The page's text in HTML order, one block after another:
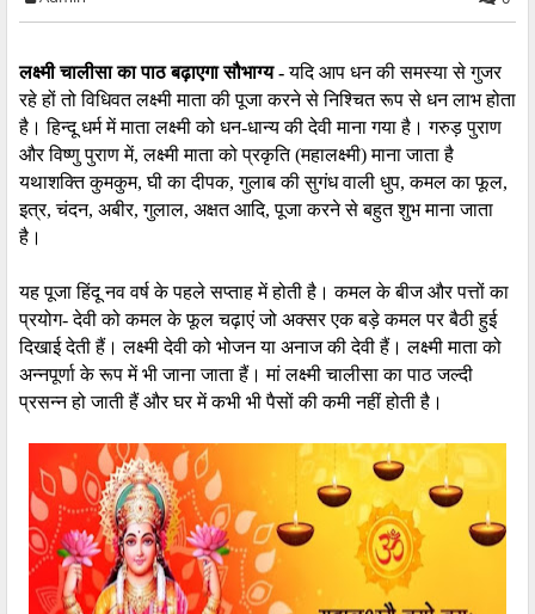
लक्ष्‍मी चालीसा का पाठ बढ़ाएगा सौभाग्‍य -यदि आप धन की समस्या से गुजर
रहे हों तो विधिवत लक्ष्मी माता की पूजा करने से निश्चित रूप से धन लाभ होता
है। हिन्दू धर्म में माता लक्ष्मी को धन-धान्य की देवी माना गया है। गरुड़ पुराण
और विष्णु पुराण में, लक्ष्मीमाताको प्रकृति (महालक्ष्मी) माना जाता है
यथाशक्ति कुमकुम, घी का दीपक, गुलाब की सुगंध वाली धुप, कमल का फूल,
इत्र, चंदन, अबीर, गुलाल, अक्षत आदि,पूजा करनेसे बहुत शुभ माना जाता
है।
यह पूजा हिंदू नव वर्ष के पहले सप्ताह में होती है । कमल के बीज और पत्तों का
प्रयोग- देवी को कमल के फूल चढ़ाएं जो अक्सर एक बड़े कमल पर बैठी हुई
दिखाई देती हैं।लक्ष्‍मी देवी को भोजन या अनाज कीदेवीहैं। लक्ष्मीमाताको
अन्नपूर्णा के रूप में भी जाना जाता हैं।मां लक्ष्‍मी चालीसा का पाठ जल्दी
प्रसन्न हो जाती हैं और घर में कभी भी पैसों की कमी नहीं होती है।